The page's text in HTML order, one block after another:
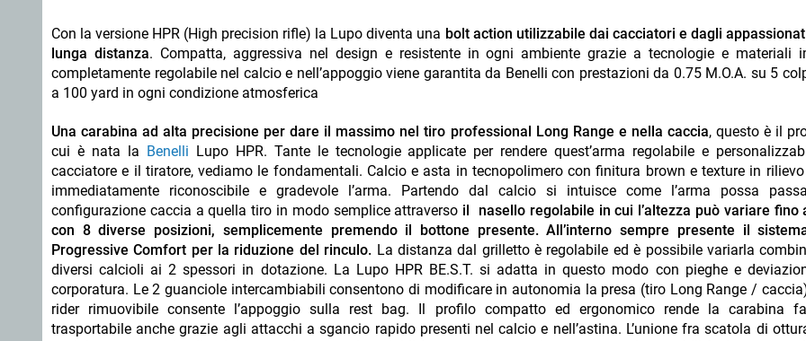
Con la versione HPR (High precision rifle) la Lupo diventa una bolt action utilizzabile dai cacciatori e dagli
lunga distanza. Compatta, aggressiva nel design e resistente in ogni ambiente grazie a tecnologie e materiali
completamente regolabile nel calcio e nell’appoggio viene garantita da Benelli con prestazioni da 0.75 M.O.A. su 5
a 100 yard in ogni condizione atmosferica
Una carabina ad alta precisione per dare il massimo nel tiro professional Long Range e nella caccia, questo è il
cui è nata la Benelli Lupo HPR. Tante le tecnologie applicate per rendere quest’arma regolabile e
cacciatore e il tiratore, vediamo le fondamentali. Calcio e asta in tecnopolimero con finitura brown e texture in
immediatamente riconoscibile e gradevole l’arma. Partendo dal calcio si intuisce come l’arma possa
configurazione caccia a quella tiro in modo semplice attraverso il nasello regolabile in cui l’altezza può variare fino
con 8 diverse posizioni, semplicemente premendo il bottone presente. All’interno sempre presente il
Progressive Comfort per la riduzione del rinculo. La distanza dal grilletto è regolabile ed è possibile variarla
diversi calcioli ai 2 spessori in dotazione. La Lupo HPR BE.S.T. si adatta in questo modo con pieghe e
corporatura. Le 2 guanciole intercambiabili consentono di modificare in autonomia la presa (tiro Long Range /
rider rimuovibile consente l’appoggio sulla rest bag. Il profilo compatto ed ergonomico rende la carabina
trasportabile anche grazie agli attacchi a sgancio rapido presenti nel calcio e nell’astina. L’unione fra scatola di